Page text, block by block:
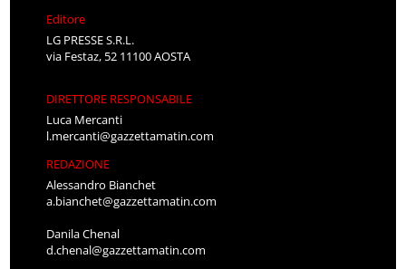
Editore
LG PRESSE S.R.L.
via Festaz, 52 11100 AOSTA
DIRETTORE RESPONSABILE
Luca Mercanti
l.mercanti@gazzettamatin.com
REDAZIONE
Alessandro Bianchet
a.bianchet@gazzettamatin.com
Danila Chenal
d.chenal@gazzettamatin.com